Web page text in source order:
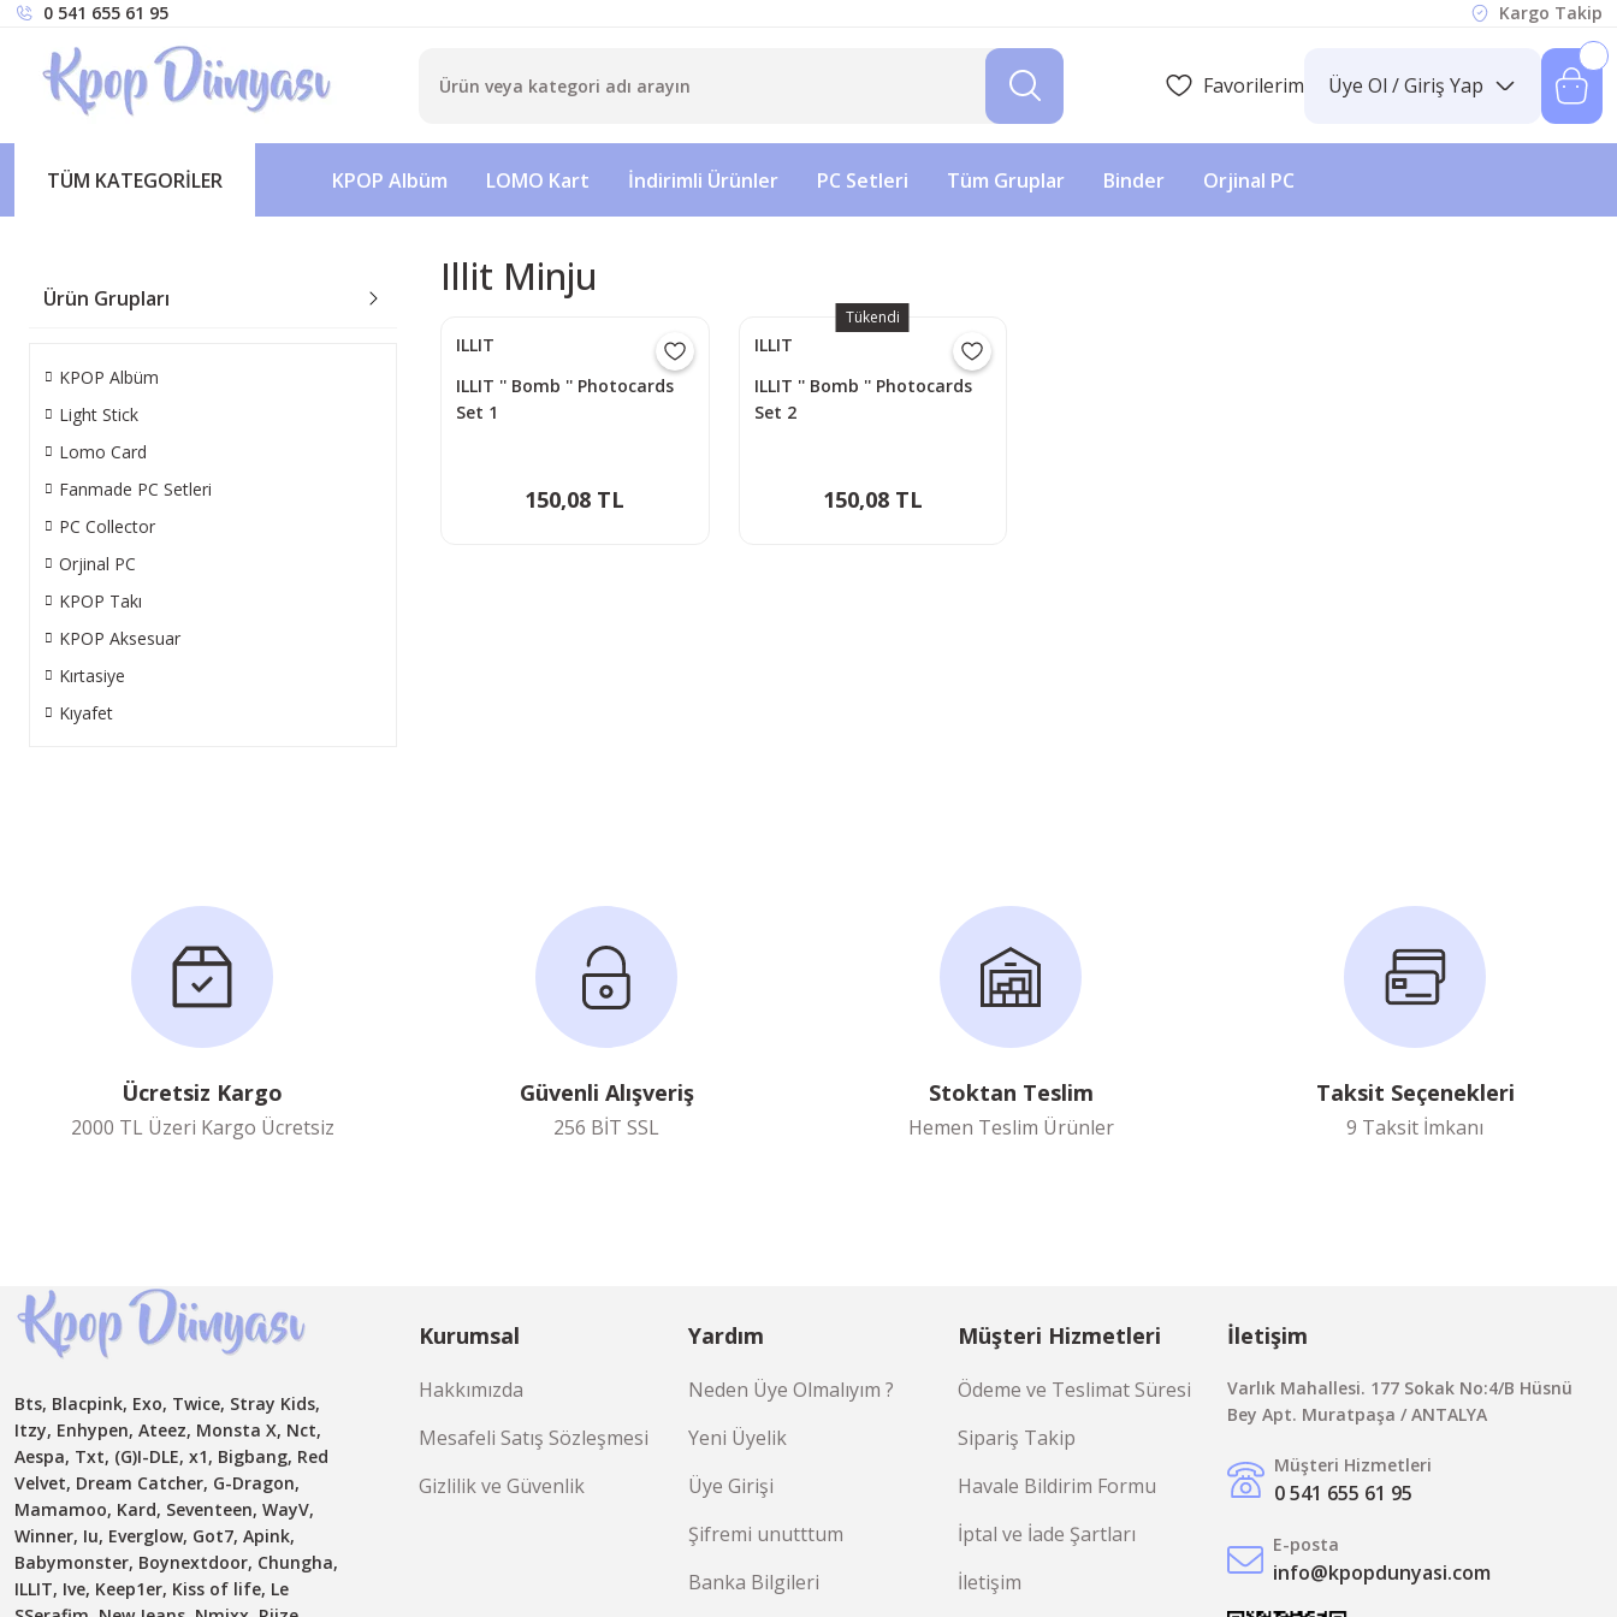
0 541 655 61 95 Kargo Takip
Favorilerim Üye Ol / Giriş Yap
TÜM KATEGORİLER KPOP Albüm LOMO Kart İndirimli Ürünler PC Setleri Tüm Gruplar Binder Orjinal PC
Ürün Grupları
KPOP Albüm
Light Stick
Lomo Card
Fanmade PC Setleri
PC Collector
Orjinal PC
KPOP Takı
KPOP Aksesuar
Kırtasiye
Kıyafet
Illit Minju
ILLIT
ILLIT '' Bomb '' Photocards
Set 1
150,08 TL
Tükendi
ILLIT
ILLIT '' Bomb '' Photocards
Set 2
150,08 TL
Ücretsiz Kargo
2000 TL Üzeri Kargo Ücretsiz
Güvenli Alışveriş
256 BİT SSL
Stoktan Teslim
Hemen Teslim Ürünler
Taksit Seçenekleri
9 Taksit İmkanı
Bts, Blacpink, Exo, Twice, Stray Kids,
Itzy, Enhypen, Ateez, Monsta X, Nct,
Aespa, Txt, (G)I-DLE, x1, Bigbang, Red
Velvet, Dream Catcher, G-Dragon,
Mamamoo, Kard, Seventeen, WayV,
Winner, Iu, Everglow, Got7, Apink,
Babymonster, Boynextdoor, Chungha,
ILLIT, Ive, Keep1er, Kiss of life, Le
Kurumsal
Hakkımızda
Mesafeli Satış Sözleşmesi
Gizlilik ve Güvenlik
Yardım
Neden Üye Olmalıyım ?
Yeni Üyelik
Üye Girişi
Şifremi unutttum
Banka Bilgileri
Müşteri Hizmetleri
Ödeme ve Teslimat Süresi
Sipariş Takip
Havale Bildirim Formu
İptal ve İade Şartları
İletişim
İletişim
Varlık Mahallesi. 177 Sokak No:4/B Hüsnü
Bey Apt. Muratpaşa / ANTALYA
Müşteri Hizmetleri
0 541 655 61 95
E-posta
info@kpopdunyasi.com